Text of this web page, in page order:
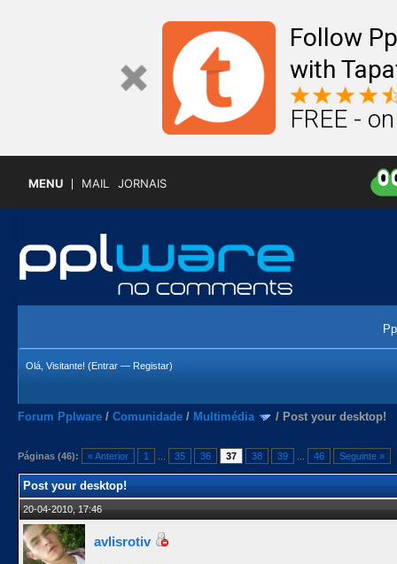
Follow
with
FREE -
MENU MAIL JORNAIS
Olá, Visitante! (Entrar — Registar)
Forum Pplware / Comunidade / Multimédia / Post your desktop!
Páginas (46): « Anterior 1 35 36 37 38 39 46 Seguinte »
Post your desktop!
20-04-2010, 17:46
avlisrotiv